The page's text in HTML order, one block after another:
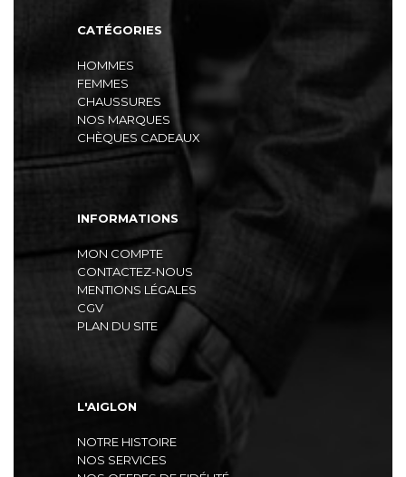
CATÉGORIES
HOMMES
FEMMES
CHAUSSURES
NOS MARQUES
CHÈQUES CADEAUX
INFORMATIONS
MON COMPTE
CONTACTEZ-NOUS
MENTIONS LÉGALES
CGV
PLAN DU SITE
L'AIGLON
NOTRE HISTOIRE
NOS SERVICES